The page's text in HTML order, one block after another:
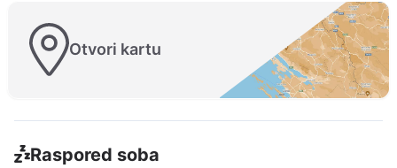
Otvori kartu
Raspored soba